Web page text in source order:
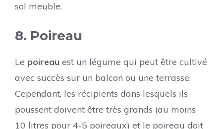
sol meuble.
8. Poireau
Le poireau est un légume qui peut être cultivé
avec succès sur un balcon ou une terrasse.
Cependant, les récipients dans lesquels ils
poussent doivent être très grands (au moins
10 litres pour 4-5 poireaux) et le poireau doit